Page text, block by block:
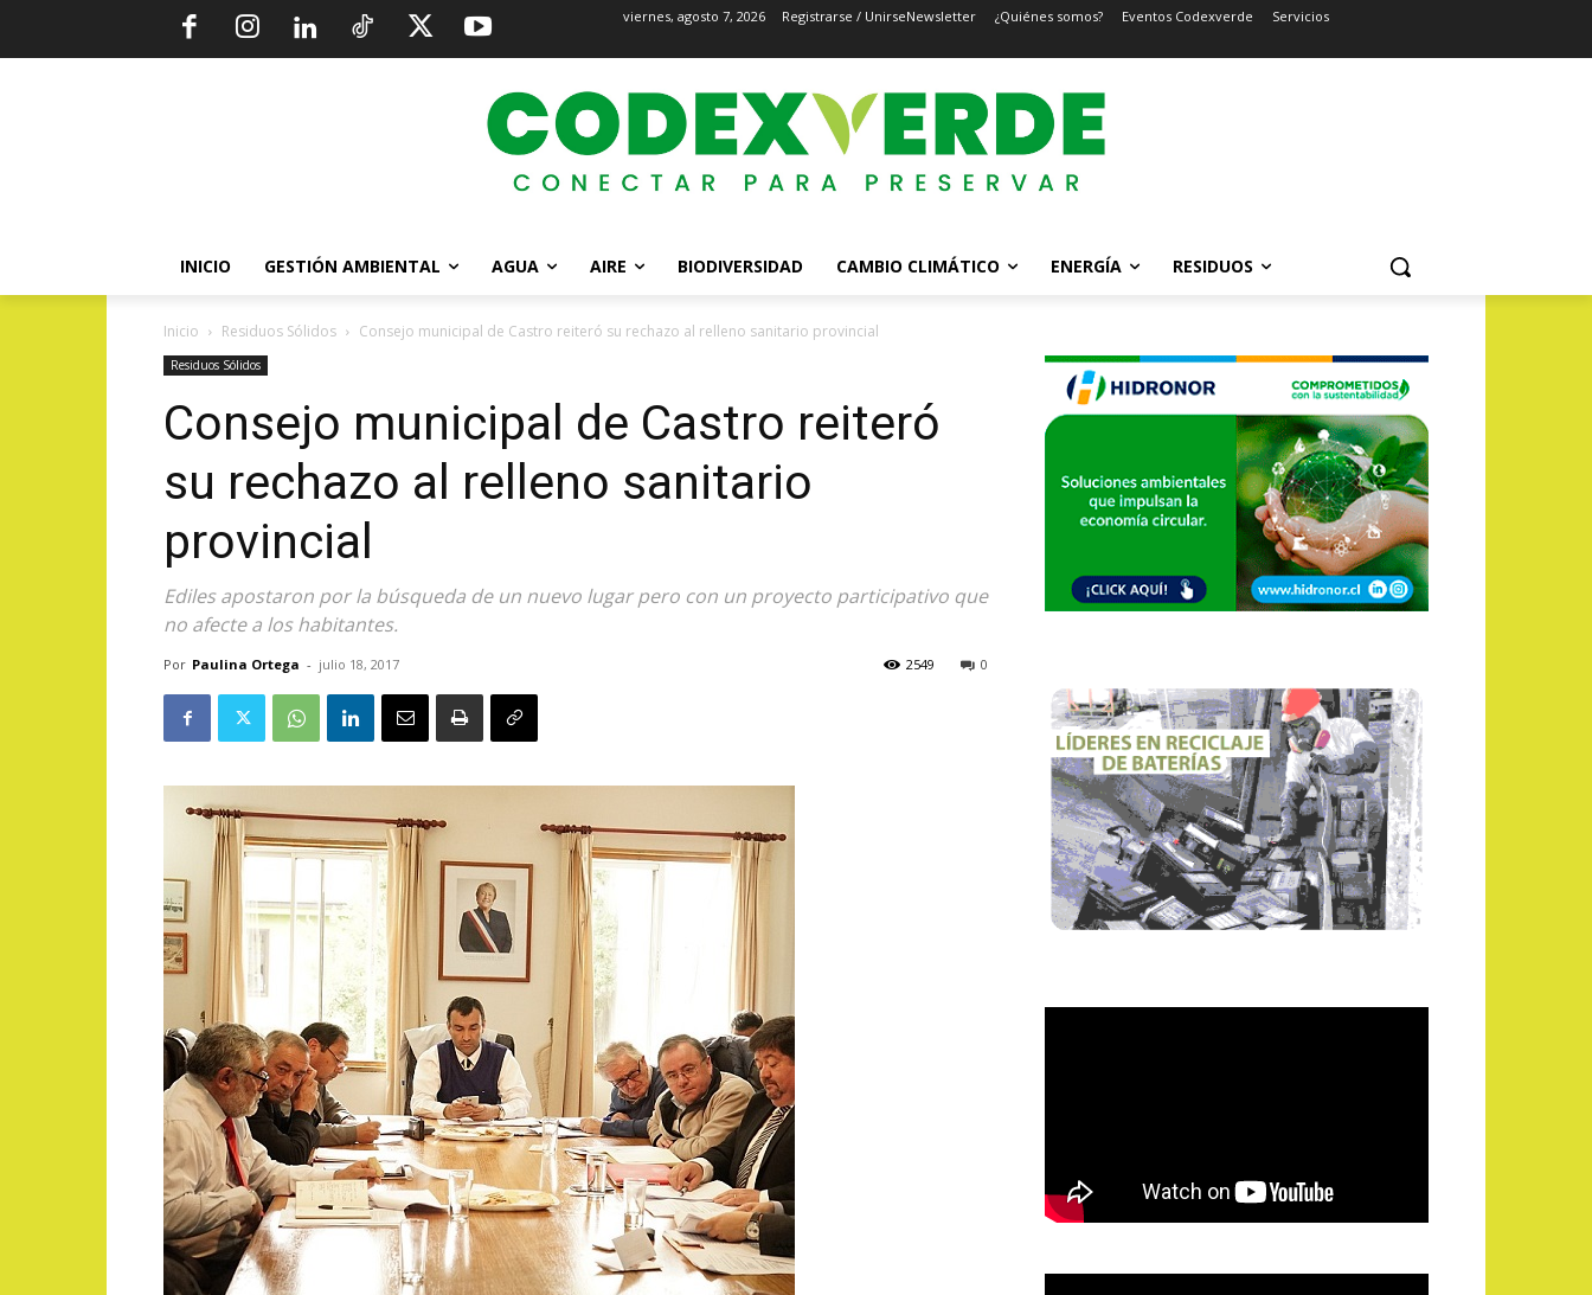
viernes, agosto 7, 2026 Registrarse / UnirseNewsletter ¿Quiénes somos? Eventos Codexverde Servicios
INICIO GESTIÓN AMBIENTAL AGUA AIRE BIODIVERSIDAD CAMBIO CLIMÁTICO ENERGÍA RESIDUOS
Inicio Residuos Sólidos Consejo municipal de Castro reiteró su rechazo al relleno sanitario provincial
Residuos Sólidos
Consejo municipal de Castro reiteró
su rechazo al relleno sanitario
provincial
Ediles apostaron por la búsqueda de un nuevo lugar pero con un proyecto participativo que
no afecte a los habitantes.
Por Paulina Ortega - julio 18, 2017 0
2549